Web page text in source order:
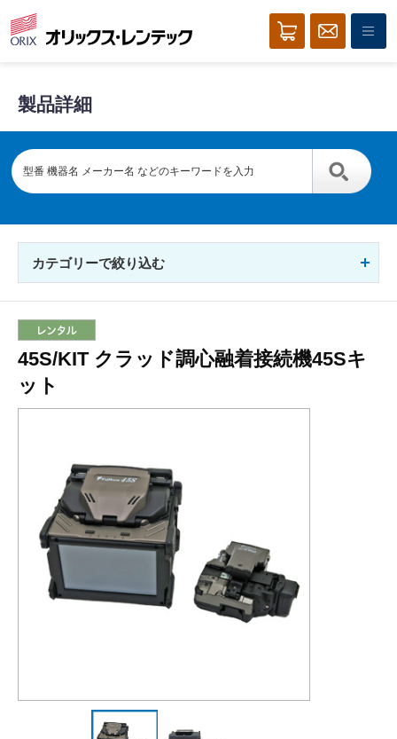
製品詳細
カテゴリーで絞り込む
45S/KIT クラッド調心融着接続機45Sキ
ット